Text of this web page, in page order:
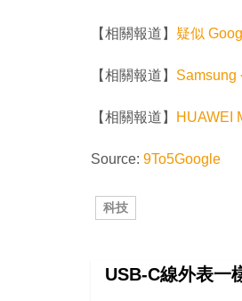
【相關報道】 疑似
【相關報道】 Samsung
【相關報道】 HUAWEI
Source: 9To5Google
科技
USB-C線外表一